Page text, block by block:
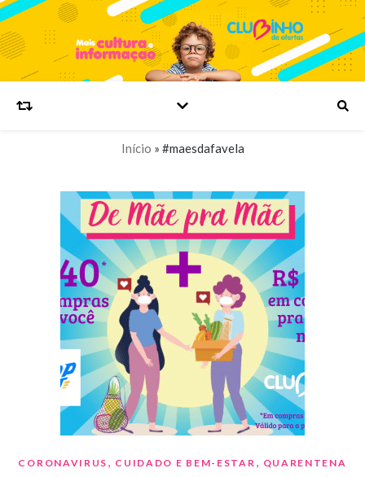
Início » #maesdafavela
CORONAVIRUS , CUIDADO E BEM-ESTAR , QUARENTENA